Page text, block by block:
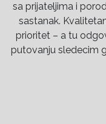
sa prijateljima i
sastanak.
prioritet – a tu
putovanju sledecim